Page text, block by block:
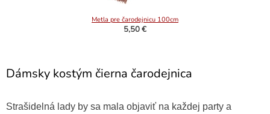
Metla pre čarodejnicu 100cm
5,50 €
Dámsky kostým čierna čarodejnica
Strašidelná lady by sa mala objaviť na každej party a